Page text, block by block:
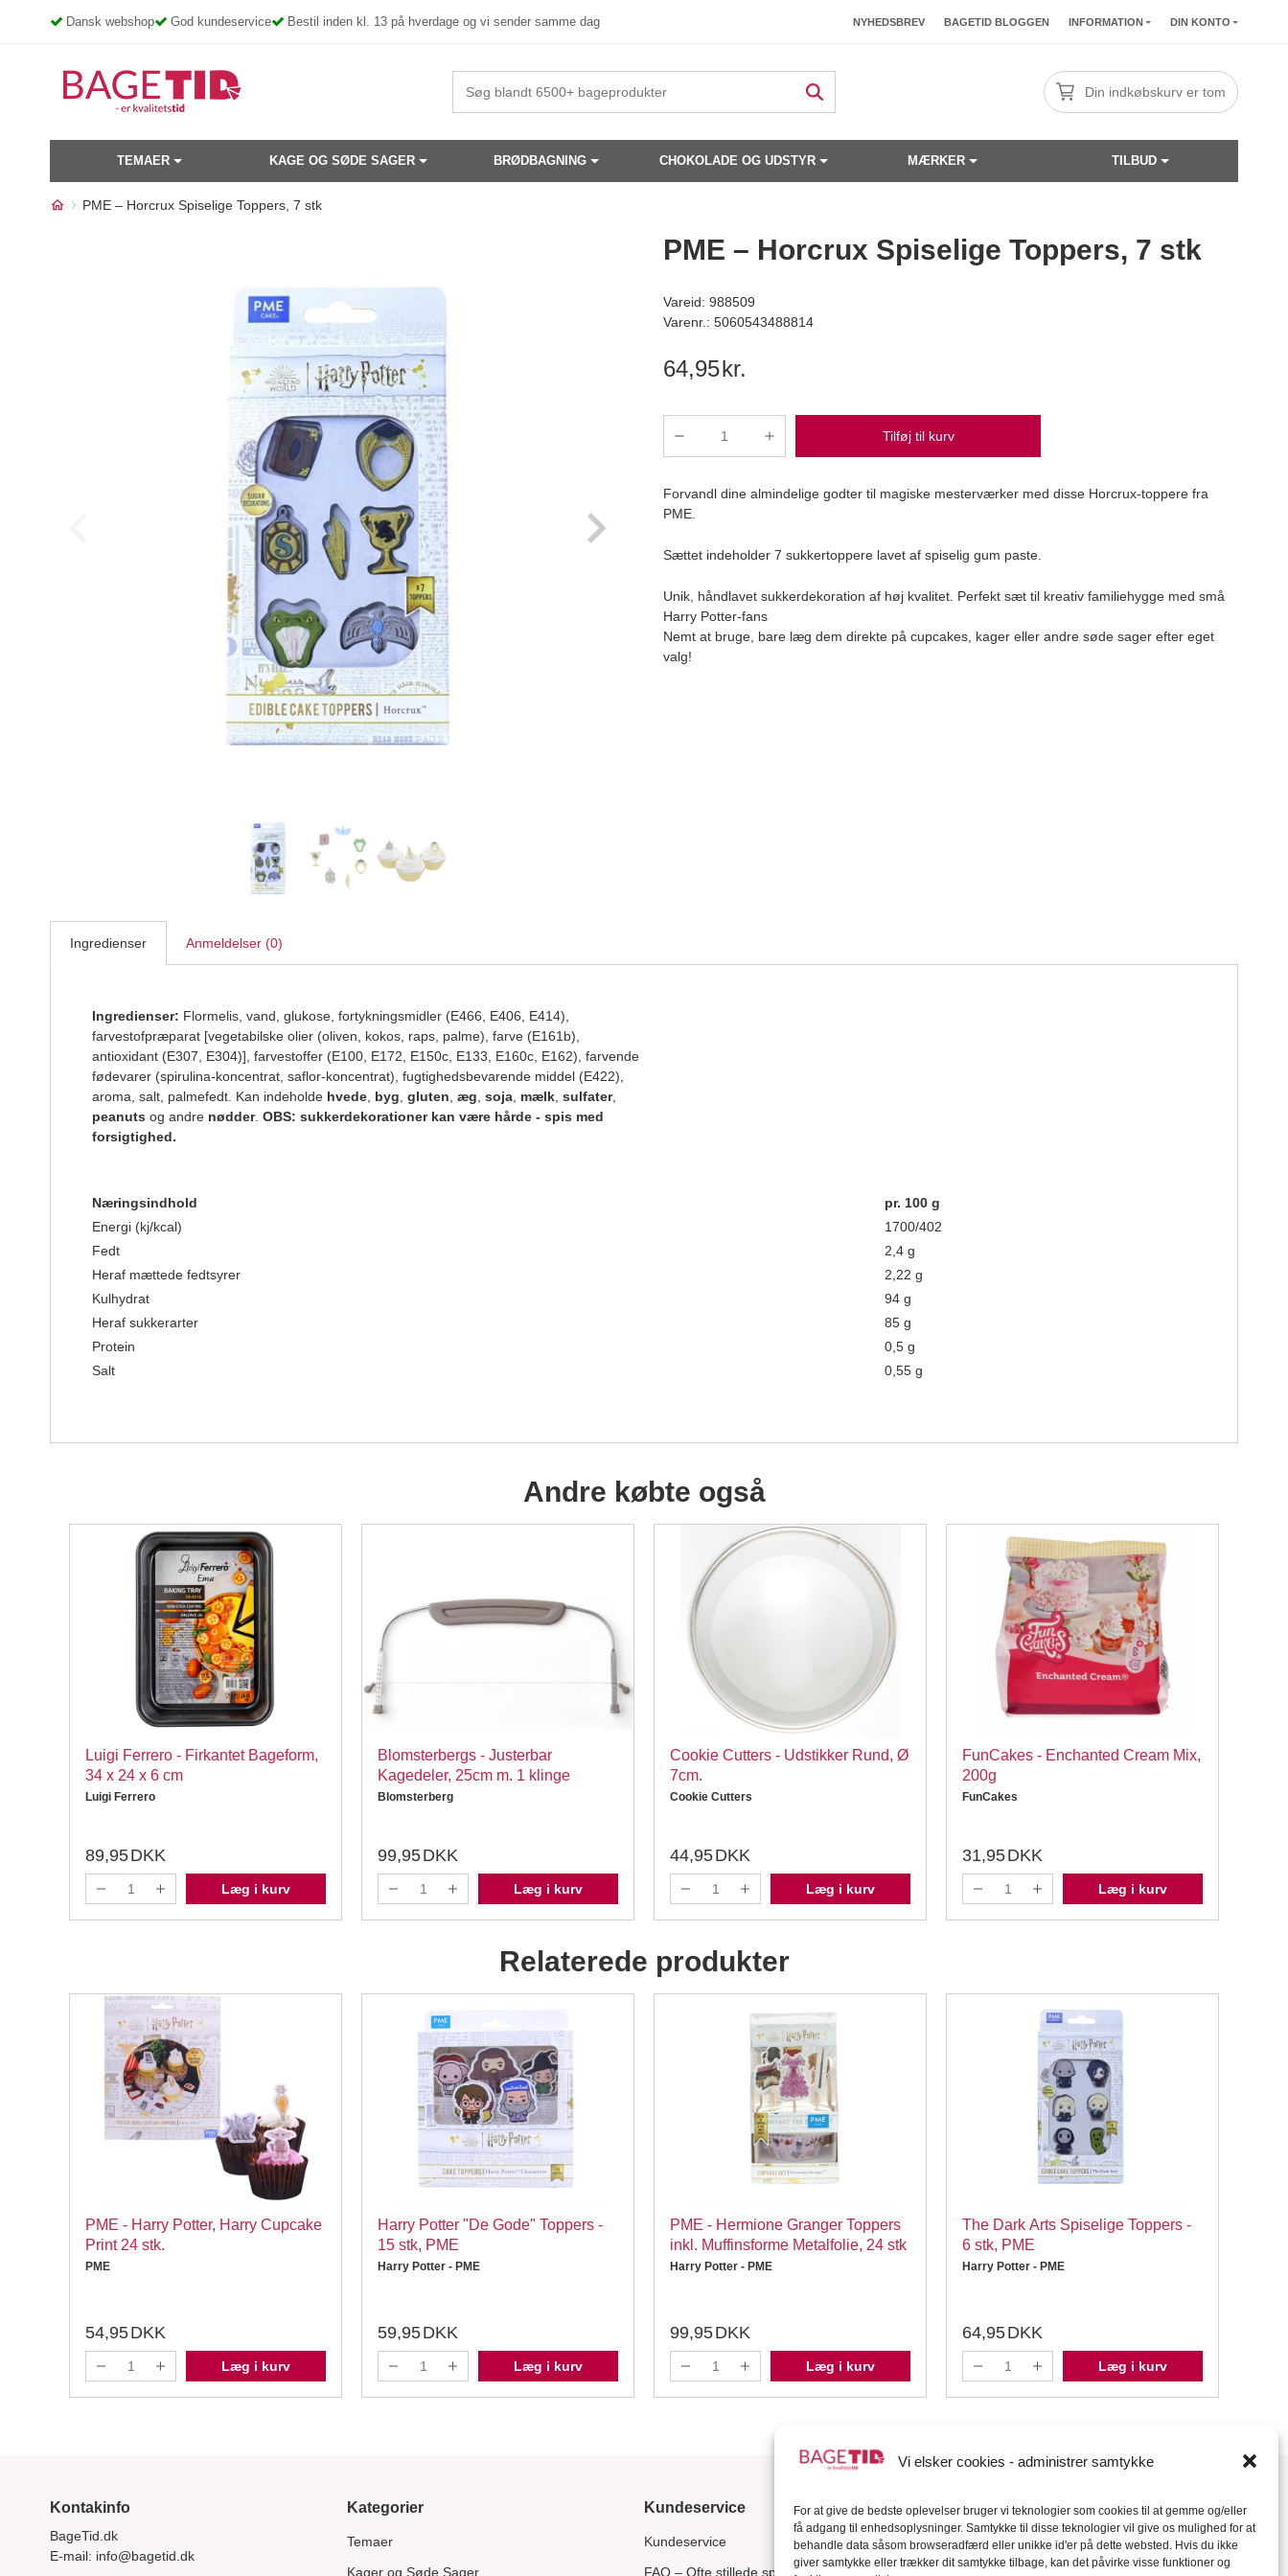
Vi elsker cookies - administrer samtykke
For at give de bedste oplevelser bruger vi teknologier som cookies til at gemme og/eller
få adgang til enhedsoplysninger. Samtykke til disse teknologier vil give os mulighed for at
behandle data såsom browseradfærd eller unikke id'er på dette websted. Hvis du ikke
giver samtykke eller trækker dit samtykke tilbage, kan det påvirke visse funktioner og
Dansk webshop God kundeservice Bestil inden kl. 13 på hverdage og vi sender samme dag NYHEDSBREV BAGETID BLOGGEN INFORMATION DIN KONTO
Din indkøbskurv er tom
TEMAER KAGE OG SØDE SAGER BRØDBAGNING CHOKOLADE OG UDSTYR MÆRKER TILBUD
PME – Horcrux Spiselige Toppers, 7 stk
Måske kunne nogle af disse produkter have din interesse?
Apple aroma superkoncentreret 3,7 ml
Læg i kurv
☓
PME – Horcrux Spiselige Toppers, 7 stk
Vareid: 988509
Varenr.: 5060543488814
64,95kr.
stk
Tilføj til kurv
Forvandl dine almindelige godter til magiske mesterværker med disse Horcrux-toppere fra
PME.
Sættet indeholder 7 sukkertoppere lavet af spiselig gum paste.
Unik, håndlavet sukkerdekoration af høj kvalitet. Perfekt sæt til kreativ familiehygge med små
Harry Potter-fans
Nemt at bruge, bare læg dem direkte på cupcakes, kager eller andre søde sager efter eget
valg!
Ingredienser Anmeldelser (0)
Ingredienser: Flormelis, vand, glukose, fortykningsmidler (E466, E406, E414),
farvestofpræparat [vegetabilske olier (oliven, kokos, raps, palme), farve (E161b),
antioxidant (E307, E304)], farvestoffer (E100, E172, E150c, E133, E160c, E162), farvende
fødevarer (spirulina-koncentrat, saflor-koncentrat), fugtighedsbevarende middel (E422),
aroma, salt, palmefedt. Kan indeholde hvede byg gluten æg soja mælk sulfater,
peanuts og andre nødder. OBS: sukkerdekorationer kan være hårde - spis med
forsigtighed.
Næringsindhold
pr. 100 g
Energi (kj/kcal)
1700/402
Fedt
2,4 g
Heraf mættede fedtsyrer
2,22 g
Kulhydrat
94 g
Heraf sukkerarter
85 g
Protein
0,5 g
Salt
0,55 g
Andre købte også
Luigi Ferrero - Firkantet Bageform,
34 x 24 x 6 cm
Luigi Ferrero
89,95DKK
Læg i kurv
Blomsterbergs - Justerbar
Kagedeler, 25cm m. 1 klinge
Blomsterberg
99,95DKK
Læg i kurv
Cookie Cutters - Udstikker Rund, Ø
7cm.
Cookie Cutters
44,95DKK
Læg i kurv
FunCakes - Enchanted Cream Mix,
200g
FunCakes
31,95DKK
Læg i kurv
Relaterede produkter
PME - Harry Potter, Harry Cupcake
Print 24 stk.
PME
54,95DKK
Læg i kurv
Harry Potter "De Gode" Toppers -
15 stk, PME
Harry Potter - PME
59,95DKK
Læg i kurv
PME - Hermione Granger Toppers
inkl. Muffinsforme Metalfolie, 24 stk
Harry Potter - PME
99,95DKK
Læg i kurv
The Dark Arts Spiselige Toppers -
6 stk, PME
Harry Potter - PME
64,95DKK
Læg i kurv
Kontakinfo
BageTid.dk
E-mail: info@bagetid.dk
Kategorier
Temaer
Kager og Søde Sager
Kundeservice
Kundeservice
FAQ – Ofte stillede spørgsmål